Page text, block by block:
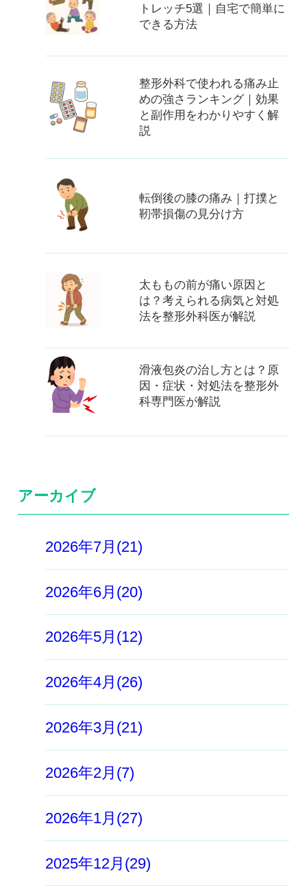
トレッチ5選｜自宅で簡単に
できる方法
整形外科で使われる痛み止
めの強さランキング｜効果
と副作用をわかりやすく解
説
転倒後の膝の痛み｜打撲と
靭帯損傷の見分け方
太ももの前が痛い原因と
は？考えられる病気と対処
法を整形外科医が解説
滑液包炎の治し方とは？原
因・症状・対処法を整形外
科専門医が解説
アーカイブ
2026年7月(21)
2026年6月(20)
2026年5月(12)
2026年4月(26)
2026年3月(21)
2026年2月(7)
2026年1月(27)
2025年12月(29)